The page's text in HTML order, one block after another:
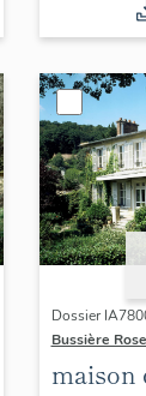
Dossier
Bussière
maison